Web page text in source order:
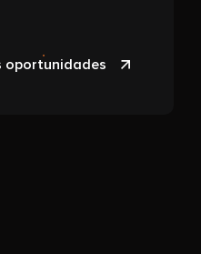
oportunidades